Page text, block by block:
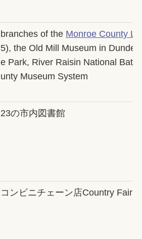
branches of the Monroe County
5), the Old Mill Museum in
e Park, River Raisin National
unty Museum System
23の市内図書館
コンビニチェーン店Country Fair